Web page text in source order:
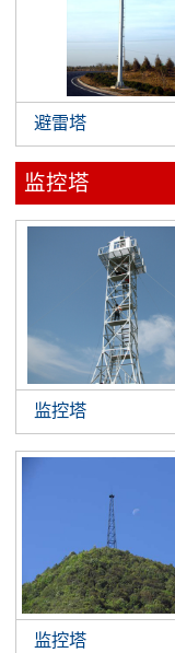
避雷塔
监控塔
监控塔
监控塔